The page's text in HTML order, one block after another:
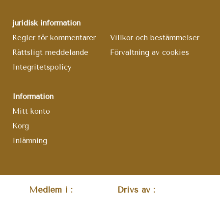
juridisk information
Regler för kommentarer
Villkor och bestämmelser
Rättsligt meddelande
Förvaltning av cookies
Integritetspolicy
Information
Mitt konto
Korg
Inlämning
Medlem i : Drivs av :